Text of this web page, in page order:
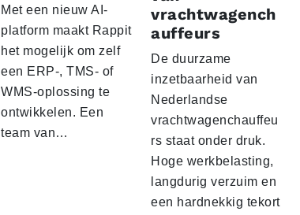
Met een nieuw AI-
platform maakt Rappit
het mogelijk om zelf
een ERP-, TMS- of
WMS-oplossing te
ontwikkelen. Een
team van…
vrachtwagench
auffeurs
De duurzame
inzetbaarheid van
Nederlandse
vrachtwagenchauffeu
rs staat onder druk.
Hoge werkbelasting,
langdurig verzuim en
een hardnekkig tekort